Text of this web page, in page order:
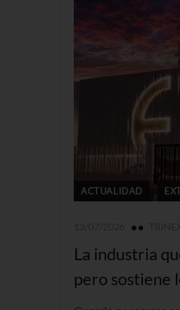
ACTUALIDAD
La industria
pero sostiene